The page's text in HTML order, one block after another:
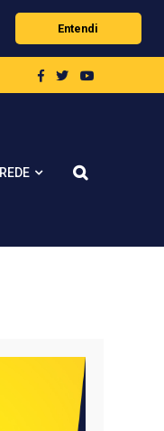
Entendi
REDE